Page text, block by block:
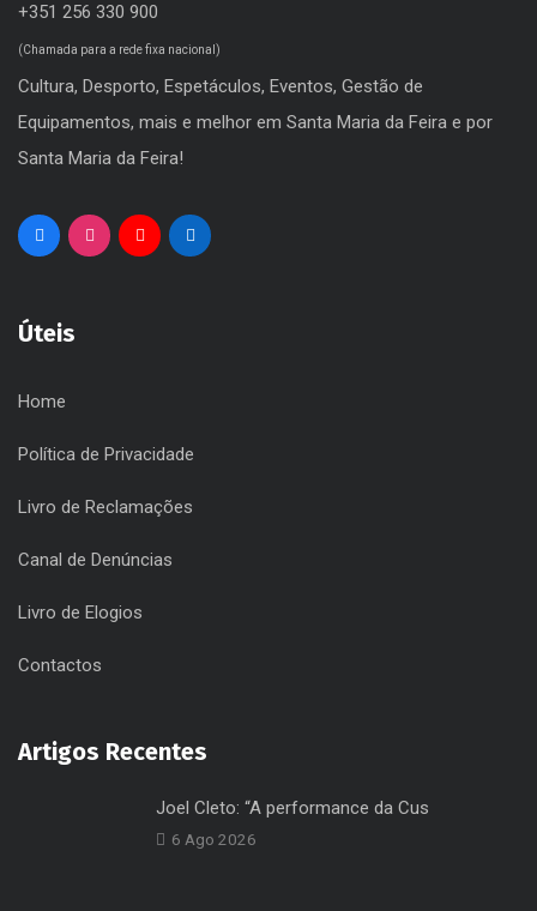
+351 256 330 900
(Chamada para a rede fixa nacional)
Cultura, Desporto, Espetáculos, Eventos, Gestão de
Equipamentos, mais e melhor em Santa Maria da Feira e por
Santa Maria da Feira!
Úteis
Home
Política de Privacidade
Livro de Reclamações
Canal de Denúncias
Livro de Elogios
Contactos
Artigos Recentes
Joel Cleto: “A performance da Cus
6 Ago 2026